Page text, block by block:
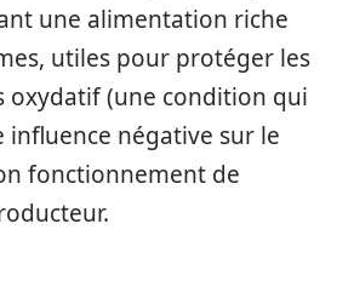
une alimentation riche
utiles pour protéger les
oxydatif (une condition qui
influence négative sur le
fonctionnement de